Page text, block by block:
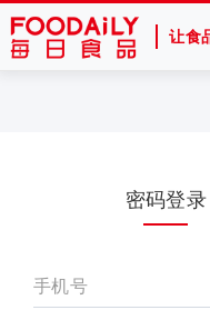
让食
密码登录
手机号